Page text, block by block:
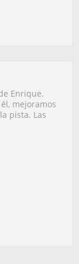
Enrique.
mejoramos
pista. Las